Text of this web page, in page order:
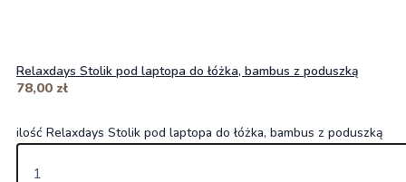
Relaxdays Stolik pod laptopa do łóżka, bambus z poduszką
78,00 zł
ilość Relaxdays Stolik pod laptopa do łóżka, bambus z poduszką